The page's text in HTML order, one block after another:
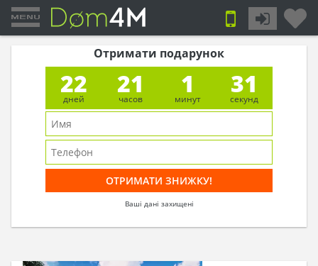
Отримати подарунок
22
дней
21
часов
1
минут
30
секунд
Ваші дані захищені